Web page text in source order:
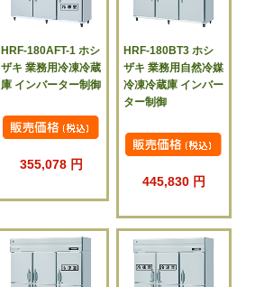
HRF-180AFT-1 ホシ
ザキ 業務用冷凍冷蔵
庫 インバーター制御
355,078 円
HRF-180BT3 ホシ
ザキ 業務用自然冷媒
冷凍冷蔵庫 インバー
ター制御
445,830 円